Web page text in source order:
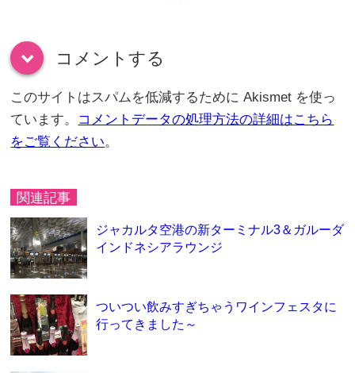
down コメントする
このサイトはスパムを低減するために Akismet を使っ
ています。 コメントデータの処理方法の詳細はこちら
をご覧ください。
関連記事
ジャカルタ空港の新ターミナル3＆ガルーダ
インドネシアラウンジ
ついつい飲みすぎちゃうワインフェスタに
行ってきました～